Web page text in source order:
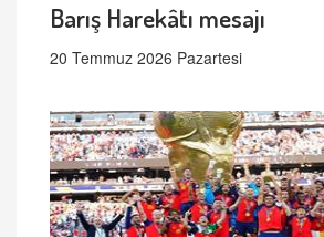
Barış Harekâtı mesajı
20 Temmuz 2026 Pazartesi